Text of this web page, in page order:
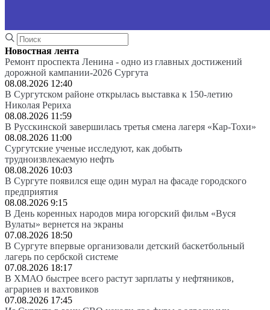
Новостная лента
Ремонт проспекта Ленина - одно из главных достижений
дорожной кампании-2026 Сургута
08.08.2026 12:40
В Сургутском районе открылась выставка к 150-летию
Николая Рериха
08.08.2026 11:59
В Русскинской завершилась третья смена лагеря «Кар-Тохи»
08.08.2026 11:00
Сургутские ученые исследуют, как добыть
трудноизвлекаемую нефть
08.08.2026 10:03
В Сургуте появился еще один мурал на фасаде городского
предприятия
08.08.2026 9:15
В День коренных народов мира югорский фильм «Вуся
Вулаты» вернется на экраны
07.08.2026 18:50
В Сургуте впервые организовали детский баскетбольный
лагерь по сербской системе
07.08.2026 18:17
В ХМАО быстрее всего растут зарплаты у нефтяников,
аграриев и вахтовиков
07.08.2026 17:45